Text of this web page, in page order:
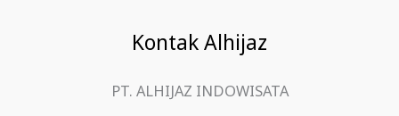
Kontak Alhijaz
PT. ALHIJAZ INDOWISATA